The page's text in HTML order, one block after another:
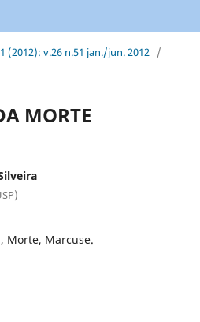
(2012): v.26 n.51 jan./jun. 2012 /
MORTE
Morte, Marcuse.